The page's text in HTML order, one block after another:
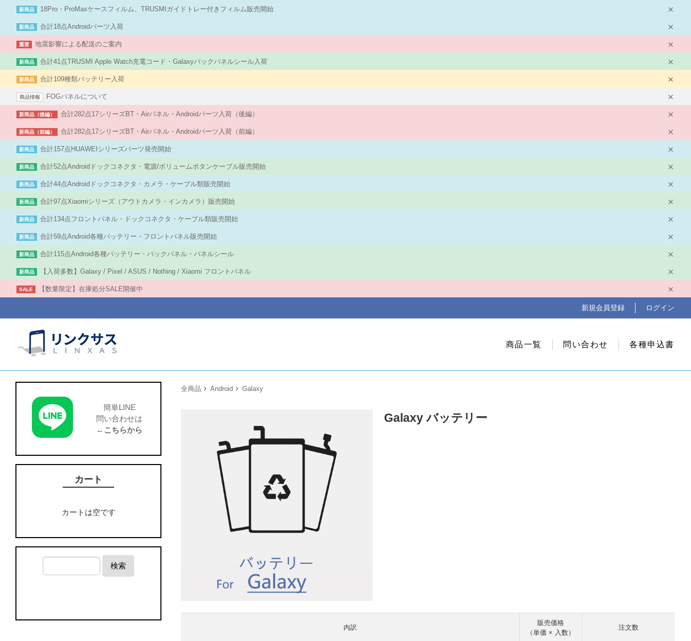
新商品 18Pro・ProMaxケースフィルム、TRUSMIガイドトレー付きフィルム販売開始
新商品 合計18点Androidパーツ入荷
重要 地震影響による配送のご案内
新商品 合計41点TRUSMI Apple Watch充電コード・Galaxyバックパネルシール入荷
新商品 合計109種類バッテリー入荷
商品情報 FOGパネルについて
新商品（後編） 合計282点17シリーズBT・Airパネル・Androidパーツ入荷（後編）
新商品（前編） 合計282点17シリーズBT・Airパネル・Androidパーツ入荷（前編）
新商品 合計157点HUAWEIシリーズパーツ発売開始
新商品 合計52点Androidドックコネクタ・電源/ボリュームボタンケーブル販売開始
新商品 合計44点Androidドックコネクタ・カメラ・ケーブル類販売開始
新商品 合計97点Xiaomiシリーズ（アウトカメラ・インカメラ）販売開始
新商品 合計134点フロントパネル・ドックコネクタ・ケーブル類販売開始
新商品 合計59点Android各種バッテリー・フロントパネル販売開始
新商品 合計115点Android各種バッテリー・バックパネル・パネルシール
新商品 【入荷多数】Galaxy / Pixel / ASUS / Nothing / Xiaomi フロントパネル
SALE 【数量限定】在庫処分SALE開催中
新規会員登録 ログイン
商品一覧 問い合わせ 各種申込書
全商品 Android Galaxy
Galaxy バッテリー
内訳
販売価格
（単価 × 入数）
注文数
簡単LINE
問い合わせは
←こちらから
カート
カートは空です
検索